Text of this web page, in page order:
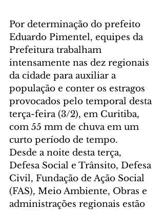
Por determinação do prefeito
Eduardo Pimentel, equipes da
Prefeitura trabalham
intensamente nas dez regionais
da cidade para auxiliar a
população e conter os estragos
provocados pelo temporal desta
terça-feira (3/2), em Curitiba,
com 55 mm de chuva em um
curto período de tempo.
Desde a noite desta terça,
Defesa Social e Trânsito, Defesa
Civil, Fundação de Ação Social
(FAS), Meio Ambiente, Obras e
administrações regionais estão